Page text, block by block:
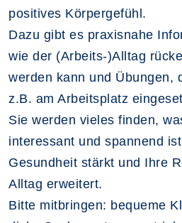
positives Körpergefühl.
Dazu gibt es praxisnahe
wie der (Arbeits-)Alltag
werden kann und Übungen,
z.B. am Arbeitsplatz
Sie werden vieles finden,
interessant und spannend
Gesundheit stärkt und Ihre
Alltag erweitert.
Bitte mitbringen: bequeme